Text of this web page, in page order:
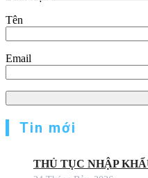
Tên
Email
Tin mới
THỦ TỤC NHẬP